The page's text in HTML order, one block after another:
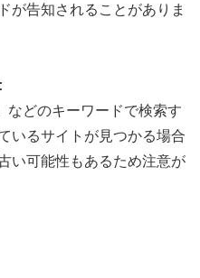
が告知されることがありま
などのキーワードで検索す
いるサイトが見つかる場合
い可能性もあるため注意が